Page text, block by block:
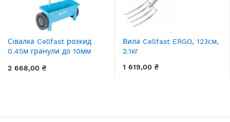
Сівалка Cellfast розкид
0.45м гранули до 10мм
2 668,00 ₴
Вила Cellfast ERGO, 123см,
2.1кг
1 619,00 ₴